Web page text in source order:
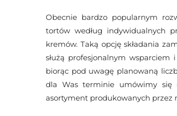
Obecnie bardzo popularnym
tortów według indywidualnych
kremów. Taką opcję składania
służą profesjonalnym
biorąc pod uwagę planowaną
dla Was terminie umówimy się
asortyment produkowanych przez